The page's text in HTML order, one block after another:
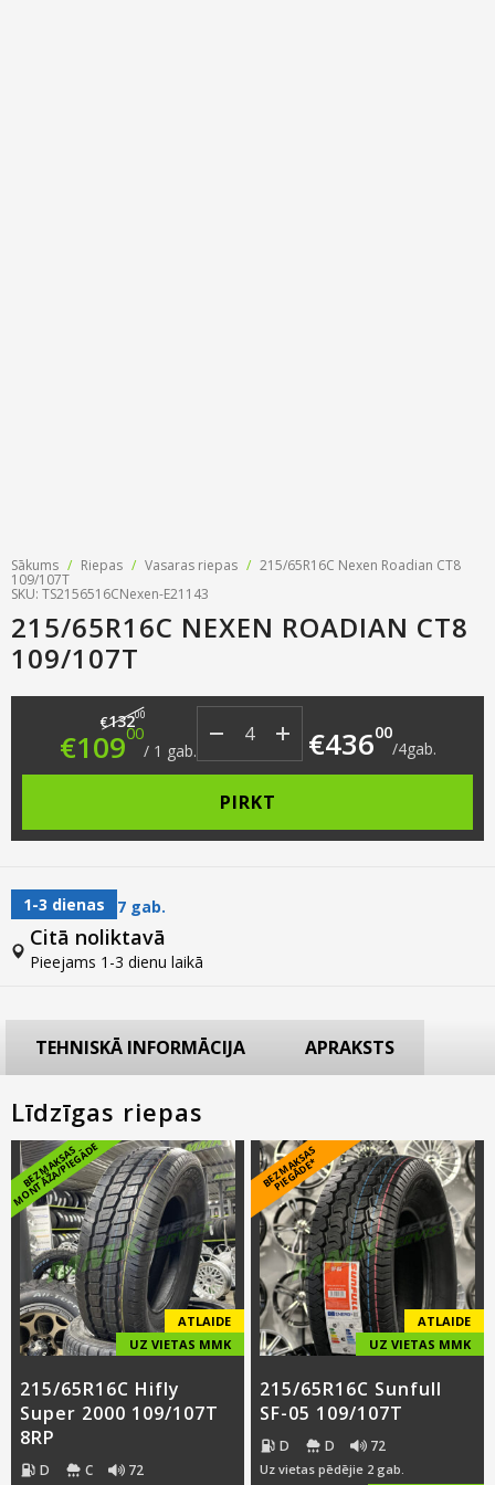
Sākums / Riepas / Vasaras riepas / 215/65R16C Nexen Roadian CT8
109/107T
SKU: TS2156516CNexen-E21143
215/65R16C NEXEN ROADIAN CT8
109/107T
€13200 Original price was: €132.00.
€10900 Current price is: €109.00.
/ 1 gab. €43600
/4gab.
PIRKT
1-3 dienas 7 gab.
Citā noliktavā
Pieejams 1-3 dienu laikā
TEHNISKĀ INFORMĀCIJA APRAKSTS
Līdzīgas riepas
B
E
Z
M
A
K
S
A
S
M
O
N
T
Ā
Ž
A
/
PI
E
G
Ā
D
E
ATLAIDE
UZ VIETAS MMK
215/65R16C Hifly
Super 2000 109/107T
8RP
D C 72
B
E
Z
M
A
K
S
A
S
PI
E
G
Ā
D
E
*
ATLAIDE
UZ VIETAS MMK
215/65R16C Sunfull
SF-05 109/107T
D D 72
Uz vietas pēdējie 2 gab.